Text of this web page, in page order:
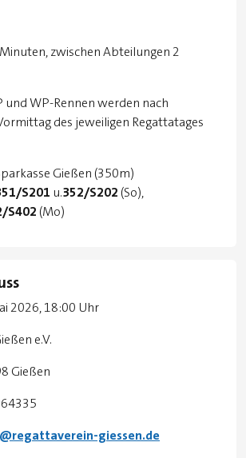
zwischen Abteilungen 2
und WP-Rennen werden nach
des jeweiligen Regattatages
Gießen (350m)
S201 u.352/S202 (So),
S402 (Mo)
2026, 18:00 Uhr
e.V.
Gießen
giessen.de